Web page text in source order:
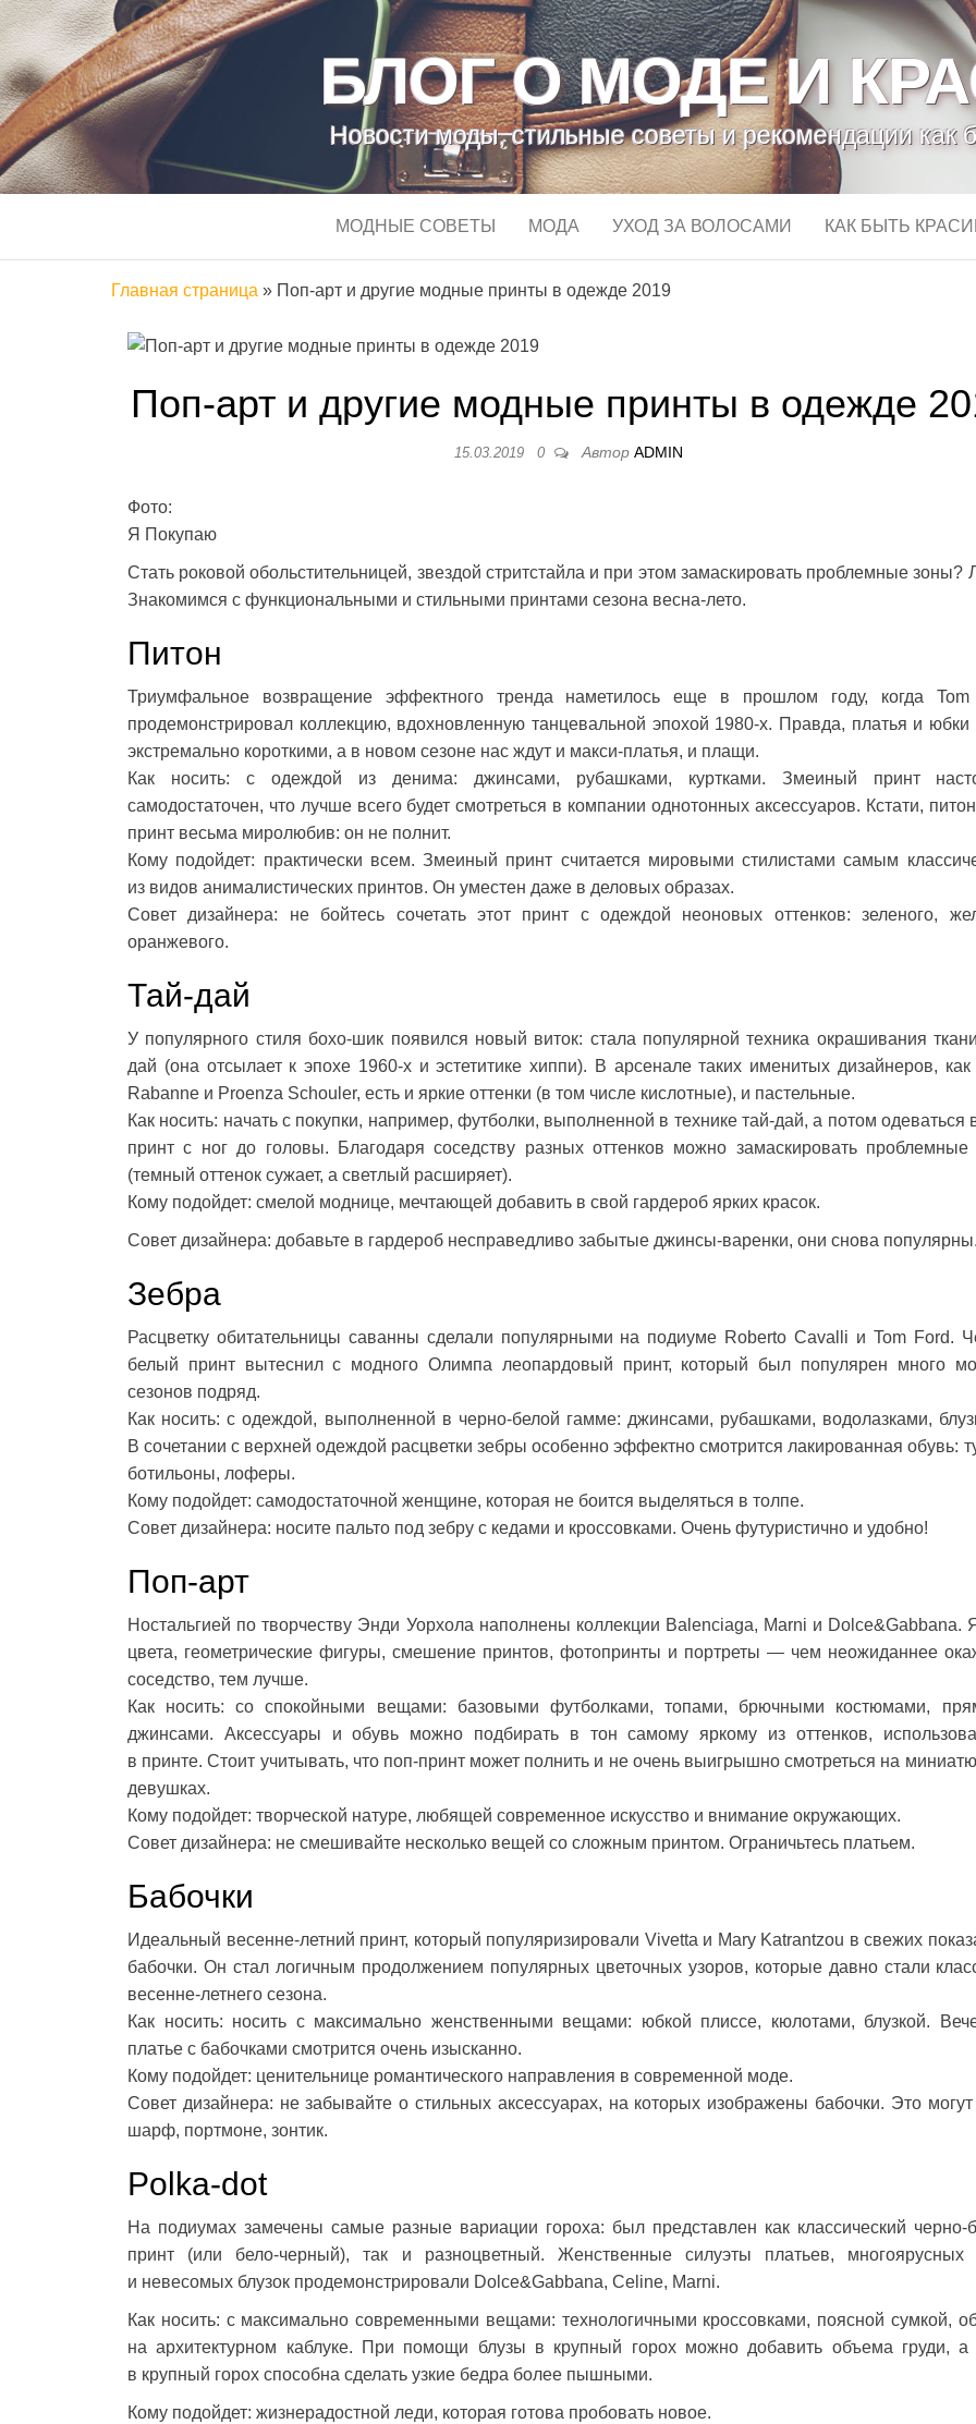
БЛОГ О МОДЕ И
Новости моды, стильные советы и рекомендации как
МОДНЫЕ СОВЕТЫ МОДА УХОД ЗА ВОЛОСАМИ КАК БЫТЬ
Главная страница » Поп-арт и другие модные принты в одежде 2019
Поп-арт и другие модные принты в одежде
15.03.2019 0 Автор ADMIN
Фото:
Я Покупаю
Стать роковой обольстительницей, звездой стритстайла и при этом замаскировать проблемные зоны?
Знакомимся с функциональными и стильными принтами сезона весна-лето.
Питон
Триумфальное возвращение эффектного тренда наметилось еще в прошлом году, когда Tom
продемонстрировал коллекцию, вдохновленную танцевальной эпохой 1980-х. Правда, платья и
экстремально короткими, а в новом сезоне нас ждут и макси-платья, и плащи.
Как носить: с одеждой из денима: джинсами, рубашками, куртками. Змеиный принт
самодостаточен, что лучше всего будет смотреться в компании однотонных аксессуаров. Кстати,
принт весьма миролюбив: он не полнит.
Кому подойдет: практически всем. Змеиный принт считается мировыми стилистами самым
из видов анималистических принтов. Он уместен даже в деловых образах.
Совет дизайнера: не бойтесь сочетать этот принт с одеждой неоновых оттенков: зеленого,
оранжевого.
Тай-дай
У популярного стиля бохо-шик появился новый виток: стала популярной техника окрашивания
дай (она отсылает к эпохе 1960-х и эстетитике хиппи). В арсенале таких именитых дизайнеров, как
Rabanne и Proenza Schouler, есть и яркие оттенки (в том числе кислотные), и пастельные.
Как носить: начать с покупки, например, футболки, выполненной в технике тай-дай, а потом одеваться
принт с ног до головы. Благодаря соседству разных оттенков можно замаскировать проблемные
(темный оттенок сужает, а светлый расширяет).
Кому подойдет: смелой моднице, мечтающей добавить в свой гардероб ярких красок.
Совет дизайнера: добавьте в гардероб несправедливо забытые джинсы-варенки, они снова популярны.
Зебра
Расцветку обитательницы саванны сделали популярными на подиуме Roberto Cavalli и Tom Ford.
белый принт вытеснил с модного Олимпа леопардовый принт, который был популярен много
сезонов подряд.
Как носить: с одеждой, выполненной в черно-белой гамме: джинсами, рубашками, водолазками,
В сочетании с верхней одеждой расцветки зебры особенно эффектно смотрится лакированная обувь:
ботильоны, лоферы.
Кому подойдет: самодостаточной женщине, которая не боится выделяться в толпе.
Совет дизайнера: носите пальто под зебру с кедами и кроссовками. Очень футуристично и удобно!
Поп-арт
Ностальгией по творчеству Энди Уорхола наполнены коллекции Balenciaga, Marni и Dolce&Gabbana.
цвета, геометрические фигуры, смешение принтов, фотопринты и портреты — чем неожиданнее
соседство, тем лучше.
Как носить: со спокойными вещами: базовыми футболками, топами, брючными костюмами,
джинсами. Аксессуары и обувь можно подбирать в тон самому яркому из оттенков,
в принте. Стоит учитывать, что поп-принт может полнить и не очень выигрышно смотреться на
девушках.
Кому подойдет: творческой натуре, любящей современное искусство и внимание окружающих.
Совет дизайнера: не смешивайте несколько вещей со сложным принтом. Ограничьтесь платьем.
Бабочки
Идеальный весенне-летний принт, который популяризировали Vivetta и Mary Katrantzou в свежих
бабочки. Он стал логичным продолжением популярных цветочных узоров, которые давно стали
весенне-летнего сезона.
Как носить: носить с максимально женственными вещами: юбкой плиссе, кюлотами, блузкой.
платье с бабочками смотрится очень изысканно.
Кому подойдет: ценительнице романтического направления в современной моде.
Совет дизайнера: не забывайте о стильных аксессуарах, на которых изображены бабочки. Это
шарф, портмоне, зонтик.
Polka-dot
На подиумах замечены самые разные вариации гороха: был представлен как классический черно-
принт (или бело-черный), так и разноцветный. Женственные силуэты платьев, многоярусных
и невесомых блузок продемонстрировали Dolce&Gabbana, Celine, Marni.
Как носить: с максимально современными вещами: технологичными кроссовками, поясной сумкой,
на архитектурном каблуке. При помощи блузы в крупный горох можно добавить объема груди, а
в крупный горох способна сделать узкие бедра более пышными.
Кому подойдет: жизнерадостной леди, которая готова пробовать новое.